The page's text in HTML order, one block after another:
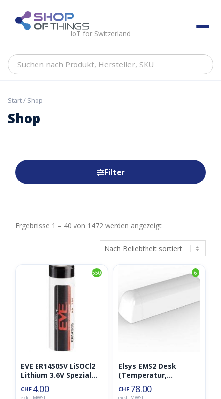
content ShopOfThings
IoT for Switzerland
Suchen
Hersteller,
Start/ Shop
Shop
Filter
Ergebnisse 1 – 40 von 1472 werden angezeigtNach
Beliebtheit
sortiert
550
EVE ER14505V LiSOCl2
Lithium 3.6V Spezial
Batterie (AA,
2600mAh, ER14505/S,
CHF 4.00
exkl. MWST
6
Elsys EMS2 Desk
(Temperatur,
Belegung,
Feuchtigkeit 868MHz)
CHF 78.00
exkl. MWST